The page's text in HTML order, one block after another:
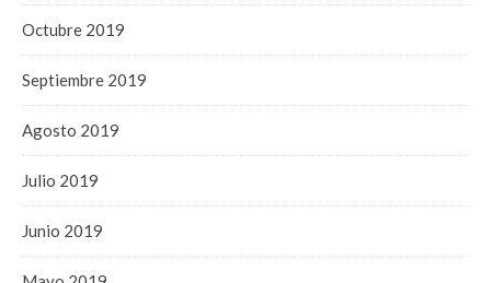
Octubre 2019
Septiembre 2019
Agosto 2019
Julio 2019
Junio 2019